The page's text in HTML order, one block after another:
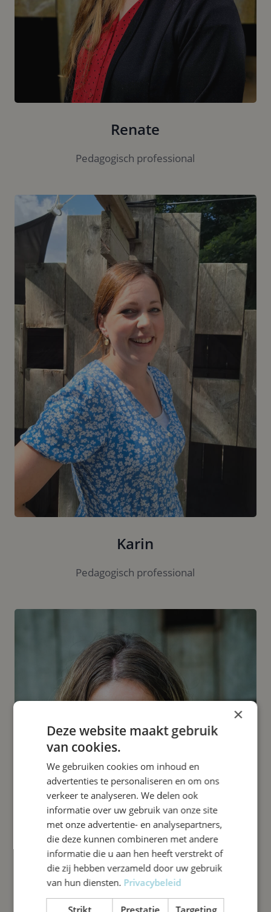
Renate
Pedagogisch professional
Karin
Pedagogisch professional
×
Deze website maakt gebruik
van cookies.
We gebruiken cookies om inhoud en
advertenties te personaliseren en om ons
verkeer te analyseren. We delen ook
informatie over uw gebruik van onze site
met onze advertentie- en analysepartners,
die deze kunnen combineren met andere
informatie die u aan hen heeft verstrekt of
die zij hebben verzameld door uw gebruik
van hun diensten. Privacybeleid
Strikt Prestatie Targeting